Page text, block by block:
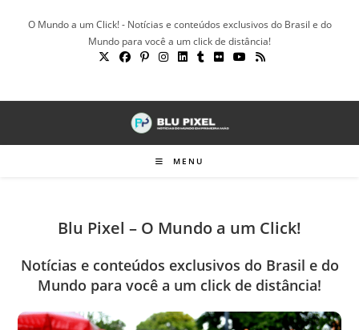
O Mundo a um Click! - Notícias e conteúdos exclusivos do Brasil e do
Mundo para você a um click de distância!
MENU
Blu Pixel – O Mundo a um Click!
Notícias e conteúdos exclusivos do Brasil e do
Mundo para você a um click de distância!